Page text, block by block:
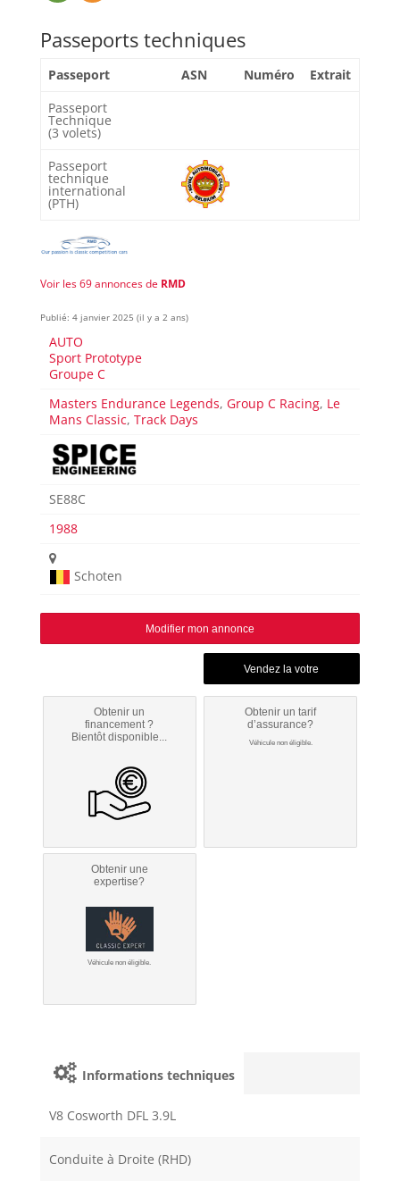
Passeports techniques
Passeport ASN Numéro
Extrait
Passeport
Technique
(3 volets)
Passeport
technique
international
(PTH)
Voir les 69 annonces de RMD
Publié: 4 janvier 2025 (il y a 2 ans)
AUTO
Sport Prototype
Groupe C
Masters Endurance Legends, Group C Racing, Le
Mans Classic,Track Days
SE88C
1988
Schoten
Modifier mon annonce
Obtenir un
financement ?
Bientôt disponible...
Obtenir un tarif
d’assurance?
Véhicule non éligible.
Obtenir une
expertise?
Véhicule non éligible.
Informations techniques
V8 Cosworth DFL 3.9L
Conduite à Droite (RHD)